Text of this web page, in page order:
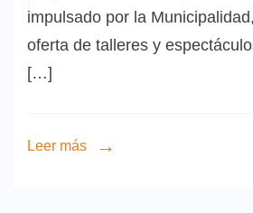
impulsado por la
oferta de talleres y
[…]
Leer más